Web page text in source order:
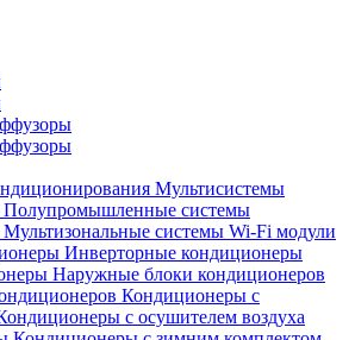
Мультисистемы
Полупромышленные системы
Мультизональные системы Wi-Fi модули
Инверторные кондиционеры
Наружные блоки кондиционеров
Кондиционеры с
с осушителем воздуха